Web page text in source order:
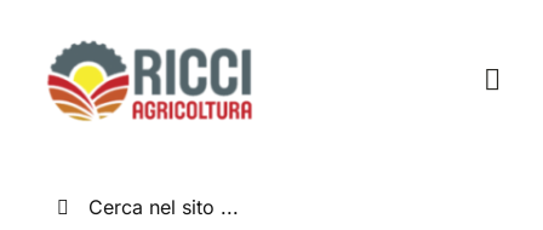
contenuto
Cerca